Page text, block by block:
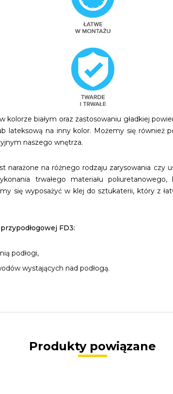
białym oraz zastosowaniu gładkiej
lateksową na inny kolor. Możemy się również
naszego wnętrza.
narażone na różnego rodzaju zarysowania czy
trwałego materiału
się wyposażyć w klej do sztukaterii, który z
FD3:
podłogi,
wystających nad podłogą.
Produkty powiązane